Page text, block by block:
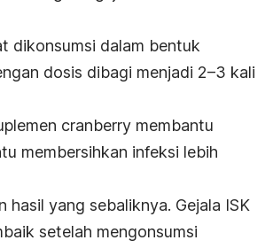
dikonsumsi dalam bentuk
dosis dibagi menjadi 2–3 kali
cranberry membantu
membersihkan infeksi lebih
yang sebaliknya. Gejala ISK
setelah mengonsumsi